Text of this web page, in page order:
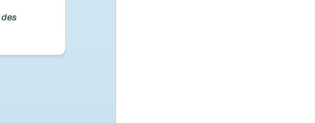
des